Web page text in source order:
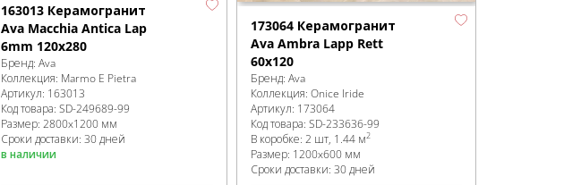
163013 Керамогранит
Ava Macchia Antica Lap
6mm 120х280
Бренд:Ava
Коллекция: Marmo E Pietra
Артикул: 163013
Код товара:SD-249689-99
Размер:2800x1200 мм
Сроки доставки: 30 дней
в наличии
173064 Керамогранит
Ava Ambra Lapp Rett
60x120
Бренд: Ava
Коллекция: Onice Iride
Артикул: 173064
Код товара: SD-233636-99
В коробке: 2 шт, 1.44 м2
Размер: 1200x600 мм
Сроки доставки: 30 дней